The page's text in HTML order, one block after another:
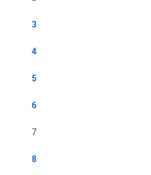
3
4
5
6
7
8